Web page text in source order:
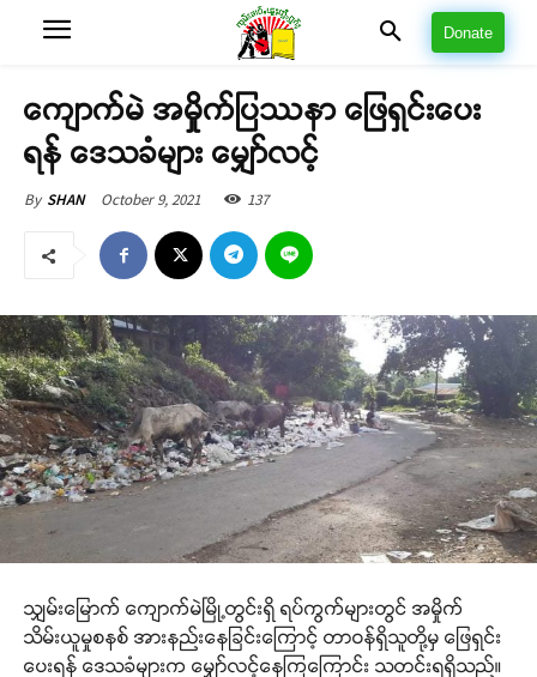
Donate
ကျောက်မဲ အမှိုက်ပြဿနာ ဖြေရှင်းပေး
ရန် ဒေသခံများ မျှော်လင့်
By SHAN October 9, 2021 137
သျှမ်းမြောက် ကျောက်မဲမြို့တွင်းရှိ ရပ်ကွက်များတွင် အမှိုက်
သိမ်းယူမှုစနစ် အားနည်းနေခြင်းကြောင့် တာဝန်ရှိသူတို့မှ ဖြေရှင်း
ပေးရန် ဒေသခံများက မျှော်လင့်နေကြကြောင်း သတင်းရရှိသည်။